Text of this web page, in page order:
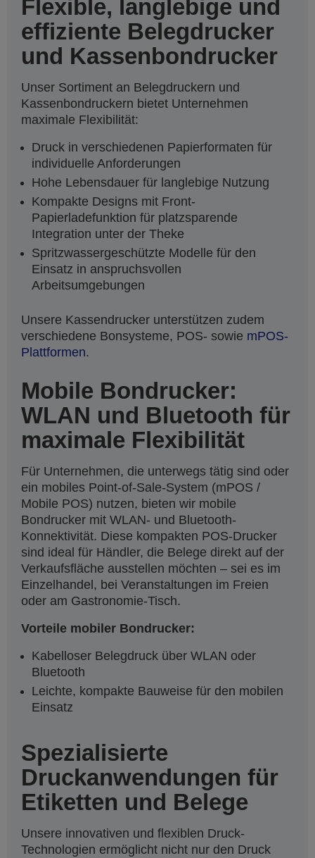
Flexible, langlebige und
effiziente Belegdrucker
und Kassenbondrucker
Unser Sortiment an Belegdruckern und
Kassenbondruckern bietet Unternehmen
maximale Flexibilität:
Druck in verschiedenen Papierformaten für
individuelle Anforderungen
Hohe Lebensdauer für langlebige Nutzung
Kompakte Designs mit Front-
Papierladefunktion für platzsparende
Integration unter der Theke
Spritzwassergeschützte Modelle für den
Einsatz in anspruchsvollen
Arbeitsumgebungen
Unsere Kassendrucker unterstützen zudem
verschiedene Bonsysteme, POS- sowie mPOS-
Plattformen.
Mobile Bondrucker:
WLAN und Bluetooth für
maximale Flexibilität
Für Unternehmen, die unterwegs tätig sind oder
ein mobiles Point-of-Sale-System (mPOS /
Mobile POS) nutzen, bieten wir mobile
Bondrucker mit WLAN- und Bluetooth-
Konnektivität. Diese kompakten POS-Drucker
sind ideal für Händler, die Belege direkt auf der
Verkaufsfläche ausstellen möchten – sei es im
Einzelhandel, bei Veranstaltungen im Freien
oder am Gastronomie-Tisch.
Vorteile mobiler Bondrucker:
Kabelloser Belegdruck über WLAN oder
Bluetooth
Leichte, kompakte Bauweise für den mobilen
Einsatz
Spezialisierte
Druckanwendungen für
Etiketten und Belege
Unsere innovativen und flexiblen Druck-
Technologien ermöglicht nicht nur den Druck